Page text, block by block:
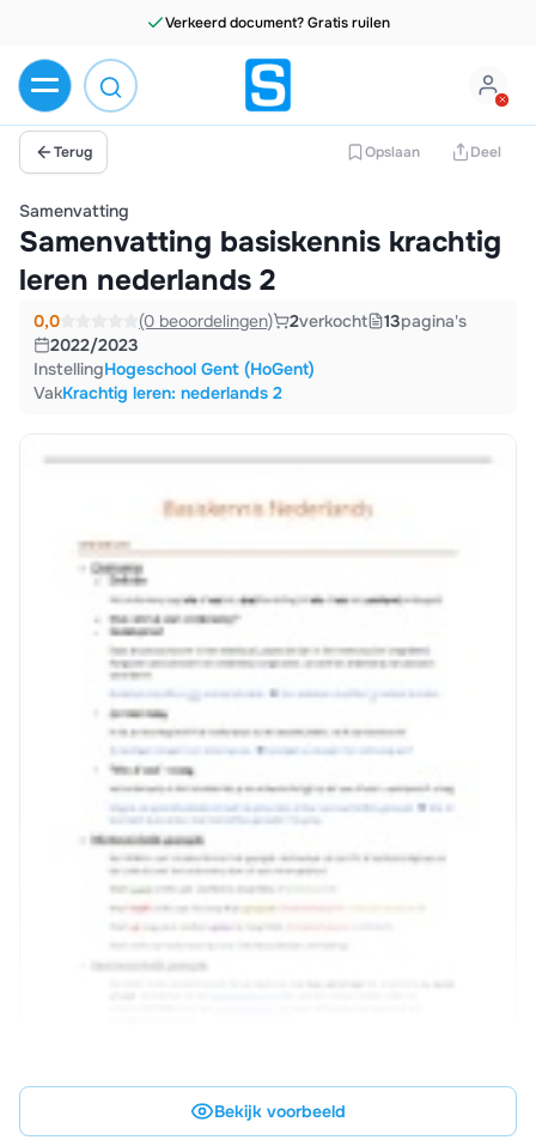
Verkeerd document? Gratis ruilen
Terug Opslaan Deel
Samenvatting
Samenvatting basiskennis krachtig
leren nederlands 2
0,0 (0 beoordelingen) 2verkocht 13pagina's
2022/2023
InstellingHogeschool Gent (HoGent)
VakKrachtig leren: nederlands 2
Bekijk voorbeeld